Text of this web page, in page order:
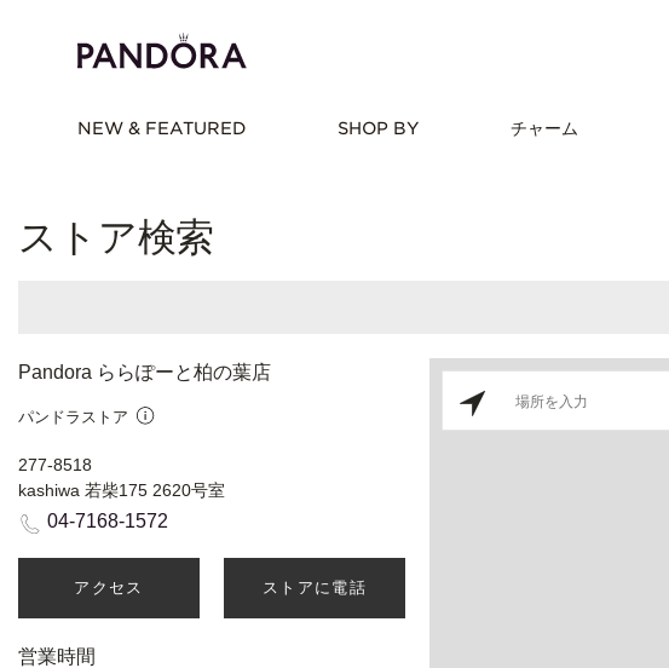
NEW & FEATURED SHOP BY チャーム
ストア検索
Pandora ららぽーと柏の葉店
パンドラストア
277-8518
kashiwa 若柴175 2620号室
04-7168-1572
アクセス ストアに電話
営業時間